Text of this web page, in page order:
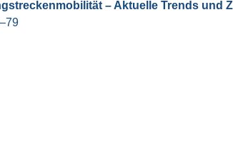
– Aktuelle Trends und